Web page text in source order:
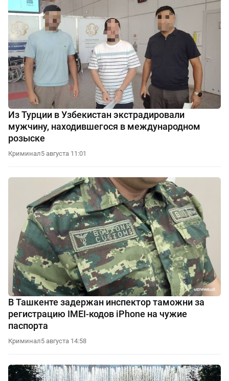
Из Турции в Узбекистан экстрадировали
мужчину, находившегося в международном
розыске
Криминал5 августа 11:01
В Ташкенте задержан инспектор таможни за
регистрацию IMEI-кодов iPhone на чужие
паспорта
Криминал5 августа 14:58